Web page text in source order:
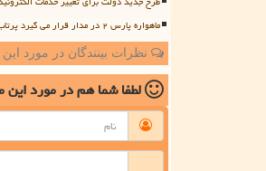
ماهواره پارس ۲ در مدار قرار می گیرد پرتاب های منظومه سلیمانی در۱۴۰۵
نظرات بینندگان در مورد
لطفا شما همدر مورد این